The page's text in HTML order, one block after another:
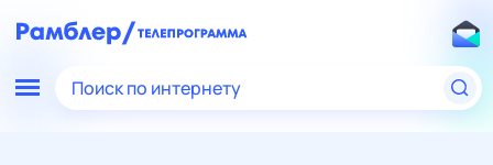
Поиск по интернету